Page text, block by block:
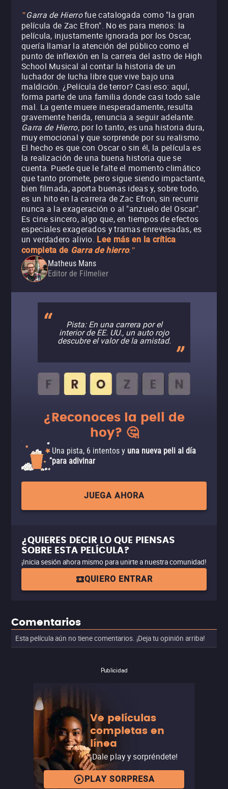
"Garra de Hierrofue catalogada como "la gran
película de Zac Efron". No es para menos: la
película, injustamente ignorada por los Oscar,
quería llamar la atención del público como el
punto de inflexión en la carrera del astro de High
School Musical al contar la historia de un
luchador de lucha libre que vive bajo una
maldición. ¿Película de terror? Casi eso: aquí,
forma parte de una familia donde casi todo sale
mal. La gente muere inesperadamente, resulta
gravemente herida, renuncia a seguir adelante.
Garra de Hierro, por lo tanto, es una historia dura,
muy emocional y que sorprende por su realismo.
El hecho es que con Oscar o sin él, la película es
la realización de una buena historia que se
cuenta. Puede que le falte el momento climático
que tanto promete, pero sigue siendo impactante,
bien filmada, aporta buenas ideas y, sobre todo,
es un hito en la carrera de Zac Efron, sin recurrir
nunca a la exageración o al "anzuelo del Oscar".
Es cine sincero, algo que, en tiempos de efectos
especiales exagerados y tramas enrevesadas, es
un verdadero alivio. Lee más en la crítica
completa de Garra de hierro."
Matheus Mans
Editor de Filmelier
Pista: En una carrera por el
interior de EE. UU., un auto rojo
descubre el valor de la amistad.
¿Reconoces la peli de
hoy? 🤔
Una pista, 6 intentos y una nueva peli al día
para adivinar
JUEGA AHORA
¿QUIERES DECIR LO QUE PIENSAS
SOBRE ESTA PELÍCULA?
¡Inicia sesión ahora mismo para unirte a nuestra comunidad!
QUIERO ENTRAR
Comentarios
Esta película aún no tiene comentarios. ¡Deja tu opinión arriba!
Publicidad
Ve películas
completas en
línea
¡Dale play y sorpréndete!
PLAY SORPRESA